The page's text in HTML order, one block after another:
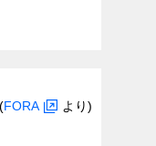
FORA より)